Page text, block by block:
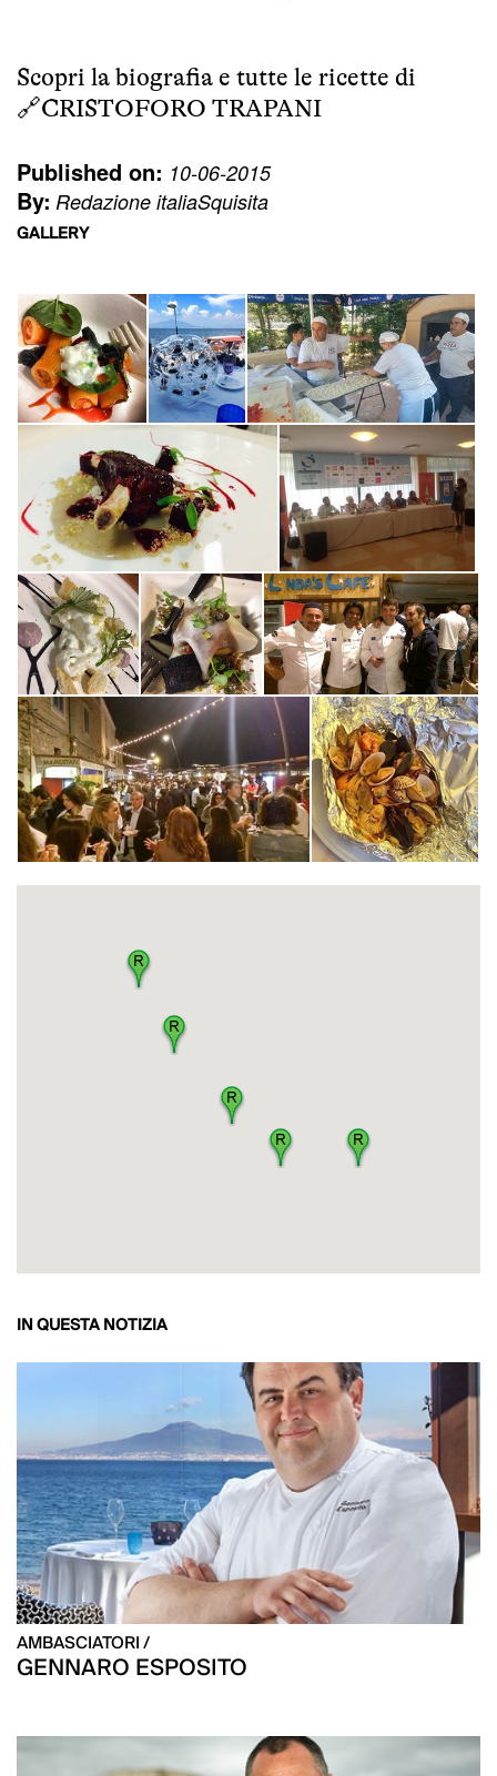
Scopri la biografia e tutte le ricette di
🔗CRISTOFORO TRAPANI
Published on: 10-06-2015
By: Redazione italiaSquisita
GALLERY
IN QUESTA NOTIZIA
AMBASCIATORI /
GENNARO ESPOSITO